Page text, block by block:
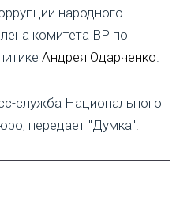
народного
комитета ВР по
Андрея Одарченко.
служба Национального
передает "Думка".